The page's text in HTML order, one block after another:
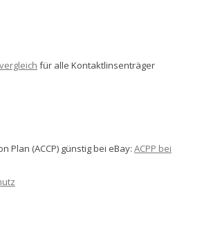
für alle Kontaktlinsenträger
Plan (ACCP) günstig bei eBay: ACPP bei